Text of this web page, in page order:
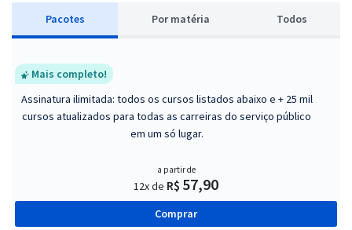
Pacotes Por matéria Todos
Mais completo!
Assinatura ilimitada: todos os cursos listados abaixo e + 25 mil
cursos atualizados para todas as carreiras do serviço público
em um só lugar.
a partir de
12x de R$ 57,90
Comprar